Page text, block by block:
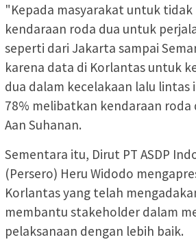
"Kepada masyarakat untuk tidak
kendaraan roda dua untuk
seperti dari Jakarta sampai
karena data di Korlantas untuk
dua dalam kecelakaan lalu lintas
78% melibatkan kendaraan roda
Aan Suhanan.
Sementara itu, Dirut PT ASDP
(Persero) Heru Widodo
Korlantas yang telah
membantu stakeholder dalam
pelaksanaan dengan lebih baik.